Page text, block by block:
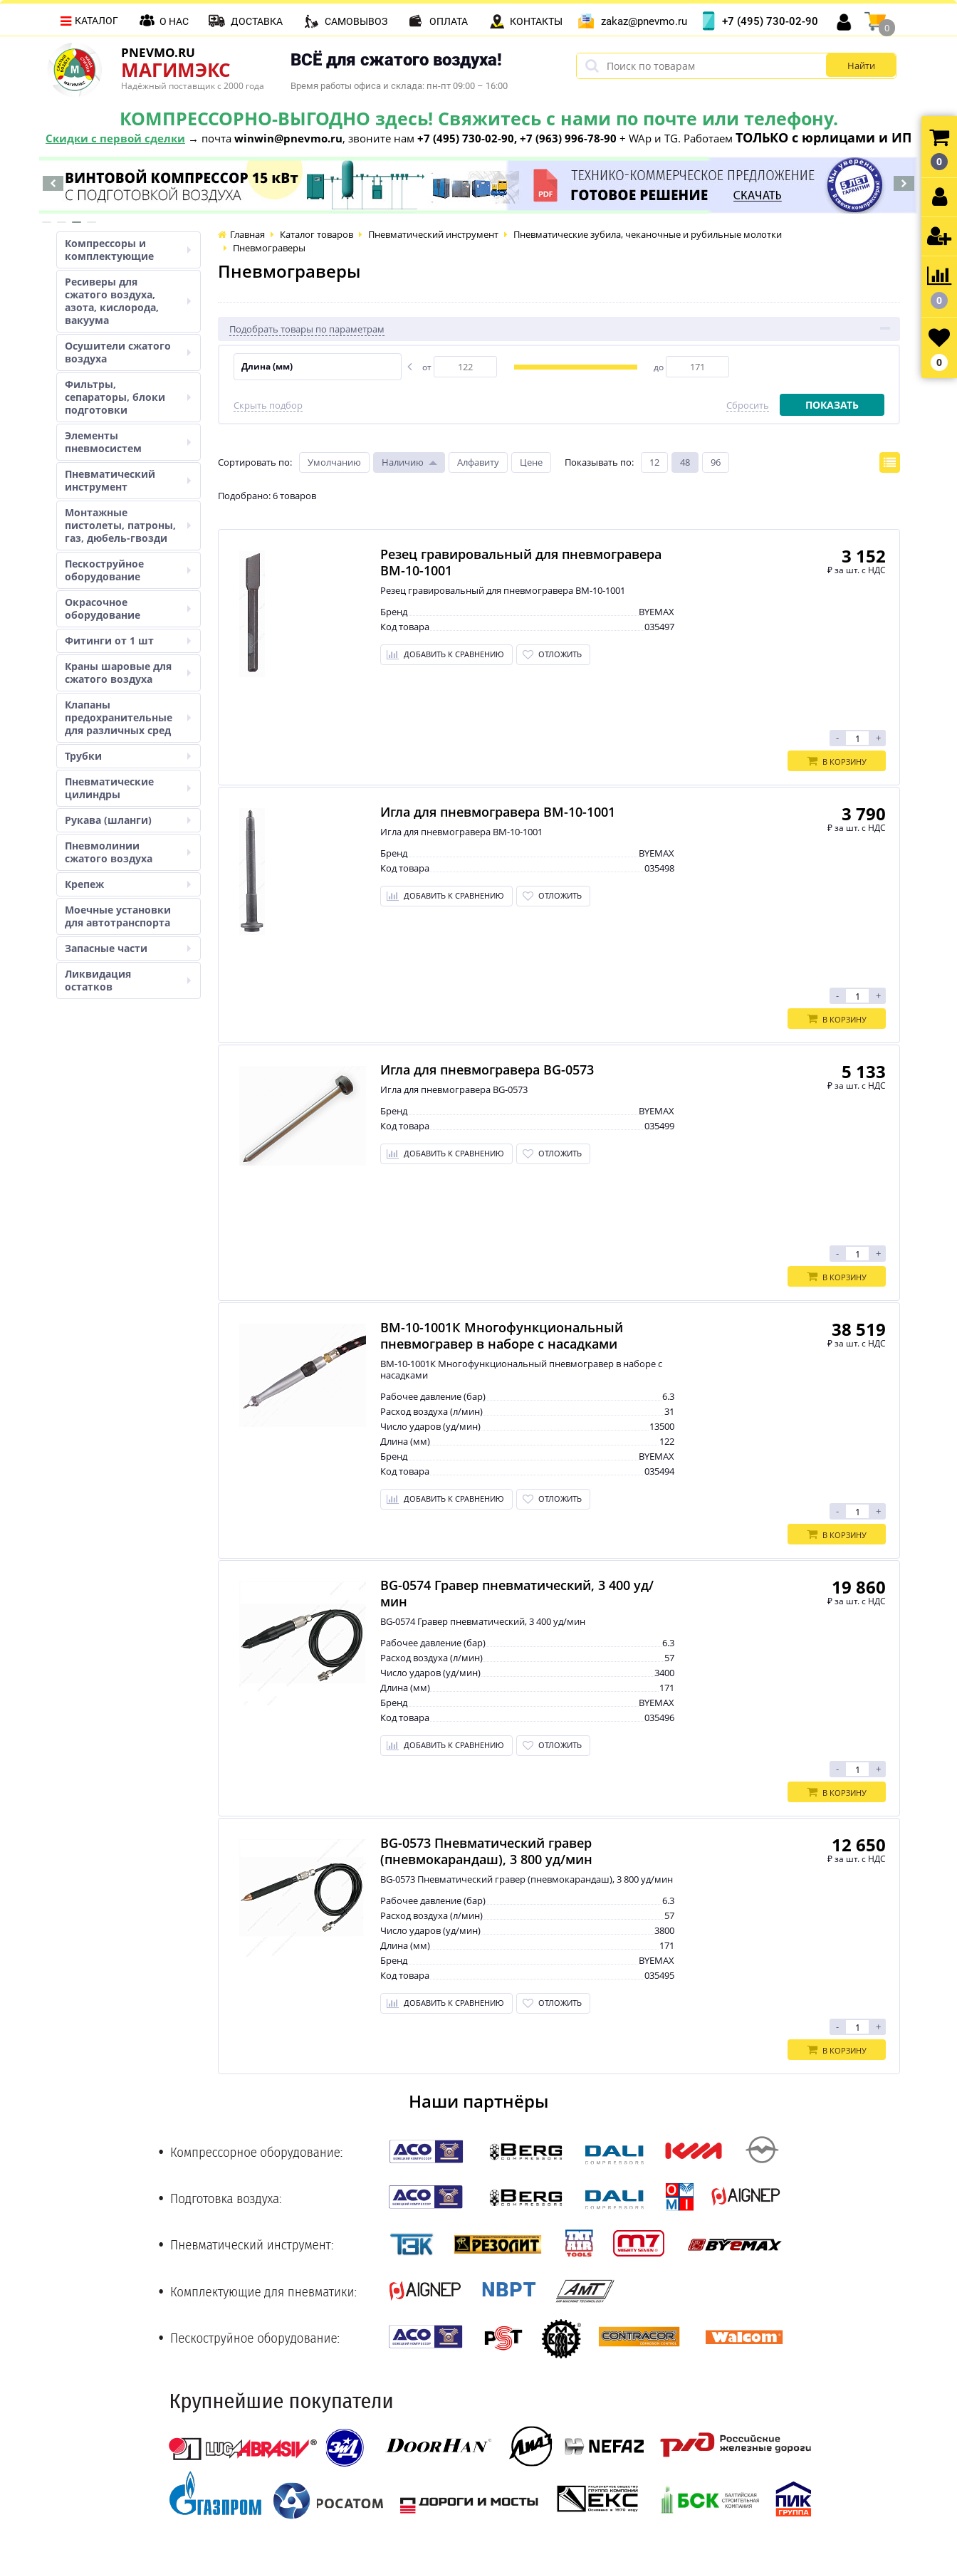
PNEVMO.RU
МАГИМЭКС
Надёжный поставщик с 2000 года
ВСЁ для сжатого воздуха!
Время работы офиса и склада: пн-пт 09:00 – 16:00
КОМПРЕССОРНО-ВЫГОДНО здесь! Свяжитесь с нами по почте или телефону.
Скидки с первой сделки → почта winwin@pnevmo.ru, звоните нам +7 (495) 730-02-90, +7 (963) 996-78-90 + WAp и TG. Работаем ТОЛЬКО с юрлицами и ИП
КАТАЛОГ О НАС ДОСТАВКА САМОВЫВОЗ ОПЛАТА КОНТАКТЫ zakaz@pnevmo.ru +7 (495) 730-02-90
0
Компрессоры и
комплектующие
Ресиверы для
сжатого воздуха,
азота, кислорода,
вакуума
Осушители сжатого
воздуха
Фильтры,
сепараторы, блоки
подготовки
Элементы
пневмосистем
Пневматический
инструмент
Монтажные
пистолеты, патроны,
газ, дюбель-гвозди
Пескоструйное
оборудование
Окрасочное
оборудование
Фитинги от 1 шт
Краны шаровые для
сжатого воздуха
Клапаны
предохранительные
для различных сред
Трубки
Пневматические
цилиндры
Рукава (шланги)
Пневмолинии
сжатого воздуха
Крепеж
Моечные установки
для автотранспорта
Запасные части
Ликвидация
остатков
Главная Каталог товаров Пневматический инструмент
Пневматические зубила, чеканочные и рубильные молотки
Пневмограверы
Пневмограверы
Подобрать товары по параметрам
Длина (мм) от до
Скрыть подбор ПОКАЗАТЬ
Сбросить
Сортировать по: Умолчанию Наличию Алфавиту Цене Показывать по: 12 48 96
Подобрано: 6 товаров
Резец гравировальный для пневмогравера
BM-10-1001
Резец гравировальный для пневмогравера BM-10-1001
Бренд
BYEMAX
Код товара
035497
ДОБАВИТЬ К СРАВНЕНИЮ ОТЛОЖИТЬ
3 152
₽за шт. с НДС
+
-
В КОРЗИНУ
Игла для пневмогравера BM-10-1001
Игла для пневмогравера BM-10-1001
Бренд
BYEMAX
Код товара
035498
ДОБАВИТЬ К СРАВНЕНИЮ ОТЛОЖИТЬ
3 790
₽за шт. с НДС
+
-
В КОРЗИНУ
Игла для пневмогравера BG-0573
Игла для пневмогравера BG-0573
Бренд
BYEMAX
Код товара
035499
ДОБАВИТЬ К СРАВНЕНИЮ ОТЛОЖИТЬ
5 133
₽за шт. с НДС
+
-
В КОРЗИНУ
BM-10-1001К Многофункциональный
пневмогравер в наборе с насадками
BM-10-1001К Многофункциональный пневмогравер в наборе с
насадками
Рабочее давление (бар)
6.3
Расход воздуха (л/мин)
31
Число ударов (уд/мин)
13500
Длина (мм)
122
Бренд
BYEMAX
Код товара
035494
ДОБАВИТЬ К СРАВНЕНИЮ ОТЛОЖИТЬ
38 519
₽за шт. с НДС
+
-
В КОРЗИНУ
BG-0574 Гравер пневматический, 3 400 уд/
мин
BG-0574 Гравер пневматический, 3 400 уд/мин
Рабочее давление (бар)
6.3
Расход воздуха (л/мин)
57
Число ударов (уд/мин)
3400
Длина (мм)
171
Бренд
BYEMAX
Код товара
035496
ДОБАВИТЬ К СРАВНЕНИЮ ОТЛОЖИТЬ
19 860
₽за шт. с НДС
+
-
В КОРЗИНУ
BG-0573 Пневматический гравер
(пневмокарандаш), 3 800 уд/мин
BG-0573 Пневматический гравер (пневмокарандаш), 3 800 уд/мин
Рабочее давление (бар)
6.3
Расход воздуха (л/мин)
57
Число ударов (уд/мин)
3800
Длина (мм)
171
Бренд
BYEMAX
Код товара
035495
ДОБАВИТЬ К СРАВНЕНИЮ ОТЛОЖИТЬ
12 650
₽за шт. с НДС
+
-
В КОРЗИНУ
Наши партнёры
0
0
0